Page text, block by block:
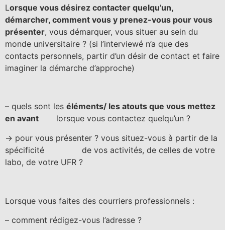
Lorsque vous désirez contacter quelqu’un,
démarcher, comment vous y prenez-vous pour vous
présenter, vous démarquer, vous situer au sein du
monde universitaire ? (si l’interviewé n’a que des
contacts personnels, partir d’un désir de contact et faire
imaginer la démarche d’approche)
– quels sont les éléments/ les atouts que vous mettez
en avant lorsque vous contactez quelqu’un ?
-> pour vous présenter ? vous situez-vous à partir de la
spécificité de vos activités, de celles de votre
labo, de votre UFR ?
Lorsque vous faites des courriers professionnels :
– comment rédigez-vous l’adresse ?